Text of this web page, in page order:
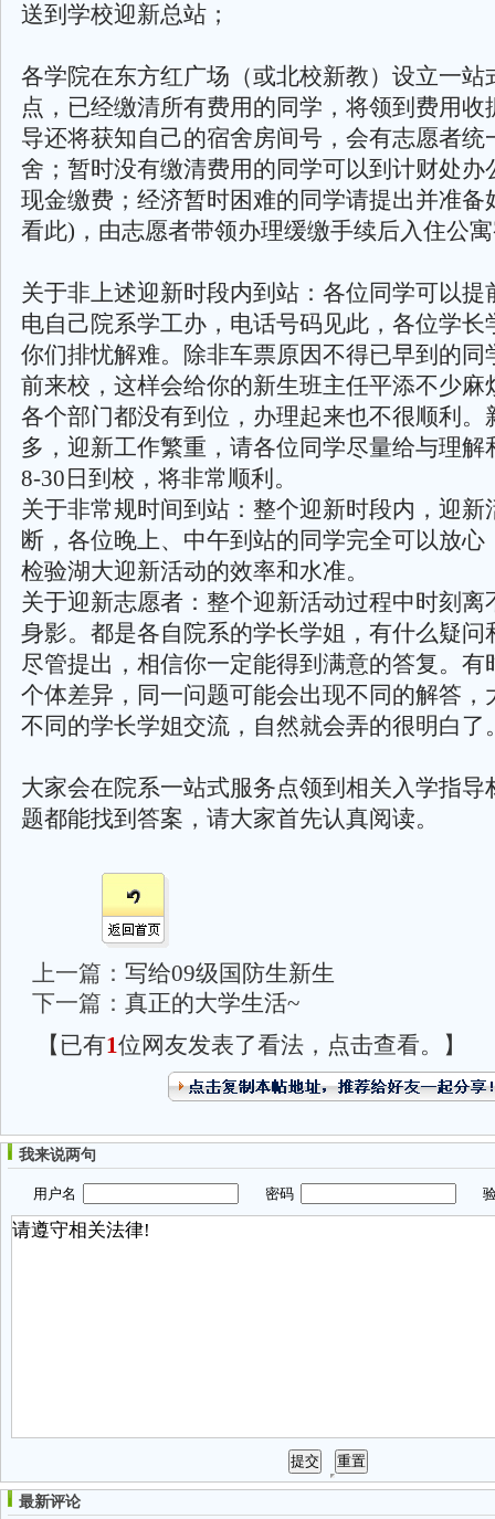
送到学校迎新总站；
各学院在东方红广场（或北校新教）设立一站
点，已经缴清所有费用的同学，将领到费用收
导还将获知自己的宿舍房间号，会有志愿者统
舍；暂时没有缴清费用的同学可以到计财处办
现金缴费；经济暂时困难的同学请提出并准备
看此)，由志愿者带领办理缓缴手续后入住公
关于非上述迎新时段内到站：各位同学可以提
电自己院系学工办，电话号码见此，各位学长
你们排忧解难。除非车票原因不得已早到的同
前来校，这样会给你的新生班主任平添不少麻
各个部门都没有到位，办理起来也不很顺利。
多，迎新工作繁重，请各位同学尽量给与理解
8-30日到校，将非常顺利。
关于非常规时间到站：整个迎新时段内，迎新
断，各位晚上、中午到站的同学完全可以放心
检验湖大迎新活动的效率和水准。
关于迎新志愿者：整个迎新活动过程中时刻离
身影。都是各自院系的学长学姐，有什么疑问
尽管提出，相信你一定能得到满意的答复。有
个体差异，同一问题可能会出现不同的解答，
不同的学长学姐交流，自然就会弄的很明白了
大家会在院系一站式服务点领到相关入学指导
题都能找到答案，请大家首先认真阅读。
上一篇： 写给09级国防生新生
下一篇： 真正的大学生活~
【已有1位网友发表了看法，点击查看。】
我来说两句
用户名 密码 验
最新评论